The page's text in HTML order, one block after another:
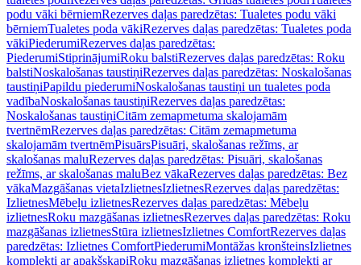
podu vāki bērniemRezerves daļas paredzētas: Tualetes podu vāki
bērniemTualetes poda vākiRezerves daļas paredzētas: Tualetes poda
vākiPiederumiRezerves daļas paredzētas:
PiederumiStiprinājumiRoku balstiRezerves daļas paredzētas: Roku
balstiNoskalošanas taustiņiRezerves daļas paredzētas: Noskalošanas
taustiņiPapildu piederumiNoskalošanas taustiņi un tualetes poda
vadībaNoskalošanas taustiņiRezerves daļas paredzētas:
Noskalošanas taustiņiCitām zemapmetuma skalojamām
tvertnēmRezerves daļas paredzētas: Citām zemapmetuma
skalojamām tvertnēmPisuārsPisuāri, skalošanas režīms, ar
skalošanas maluRezerves daļas paredzētas: Pisuāri, skalošanas
režīms, ar skalošanas maluBez vākaRezerves daļas paredzētas: Bez
vākaMazgāšanas vietaIzlietnesIzlietnesRezerves daļas paredzētas:
IzlietnesMēbeļu izlietnesRezerves daļas paredzētas: Mēbeļu
izlietnesRoku mazgāšanas izlietnesRezerves daļas paredzētas: Roku
mazgāšanas izlietnesStūra izlietnesIzlietnes ComfortRezerves daļas
paredzētas: Izlietnes ComfortPiederumiMontāžas kronšteinsIzlietnes
komplekti ar apakšskapiRoku mazgāšanas izlietnes komplekti ar